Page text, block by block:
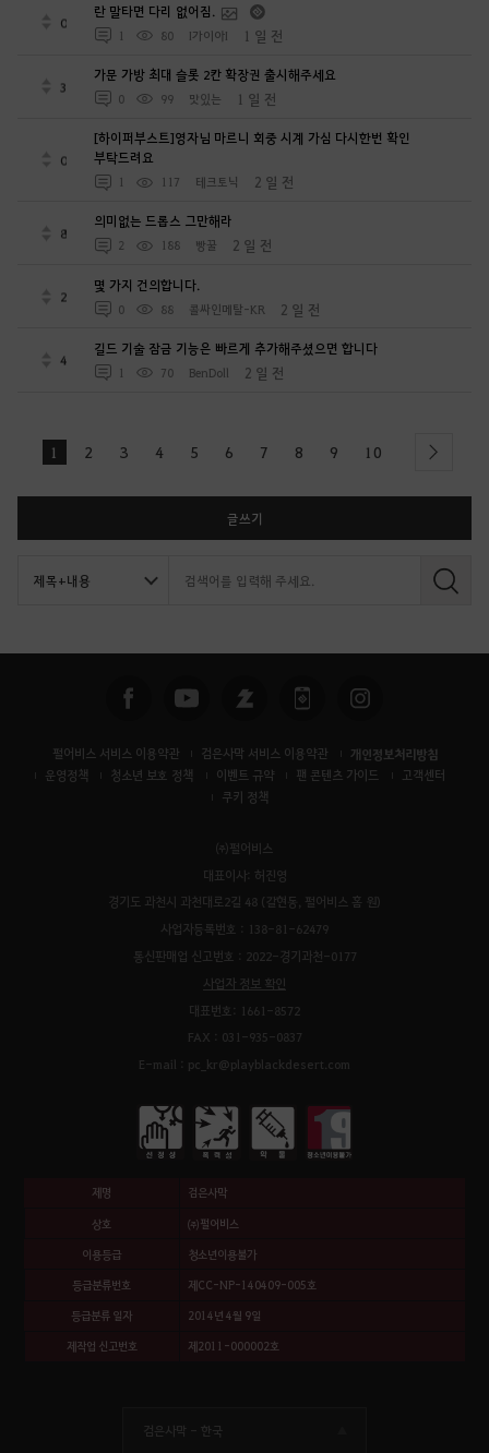
0
란 말타면 다리 없어짐.
1 80 I가이아I 1 일 전
3
가문 가방 최대 슬롯 2칸 확장권 출시해주세요
0 99 맛있는 1 일 전
0
[하이퍼부스트]영자님 마르니 회중 시계 가심 다시한번 확인
부탁드려요
1 117 테크토닉 2 일 전
8
의미없는 드롭스 그만해라
2 188 빵꿀 2 일 전
2
몇 가지 건의합니다.
0 88 콜싸인메탈-KR 2 일 전
4
길드 기술 잠금 기능은 빠르게 추가해주셨으면 합니다
1 70 BenDoll 2 일 전
1 2 3 4 5 6 7 8 9 10 next
글쓰기
검
펄어비스 서비스 이용약관 검은사막 서비스 이용약관 개인정보처리방침
운영정책 청소년 보호 정책 이벤트 규약 팬 콘텐츠 가이드
고객센터
쿠키 정책
㈜펄어비스
대표이사: 허진영
경기도 과천시 과천대로2길 48 (갈현동, 펄어비스 홈 원)
사업자등록번호 : 138-81-62479
통신판매업 신고번호 : 2022-경기과천-0177
사업자 정보 확인
대표번호: 1661-8572
FAX : 031-935-0837
E-mail : pc_kr@playblackdesert.com
제명 검은사막
상호 ㈜펄어비스
이용등급 청소년이용불가
등급분류번호 제CC-NP-140409-005호
등급분류 일자 2014년 4월 9일
제작업 신고번호 제2011-000002호
검은사막 - 한국